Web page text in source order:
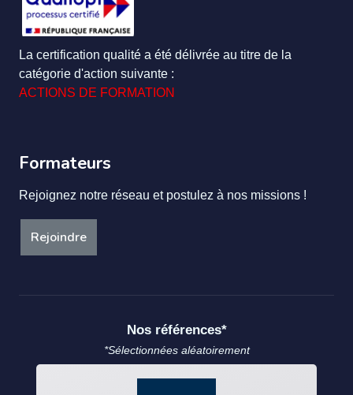
La certification qualité a été délivrée au titre de la
catégorie d'action suivante :
ACTIONS DE FORMATION
Formateurs
Rejoignez notre réseau et postulez à nos missions !
Rejoindre
Nos références*
*Sélectionnées aléatoirement